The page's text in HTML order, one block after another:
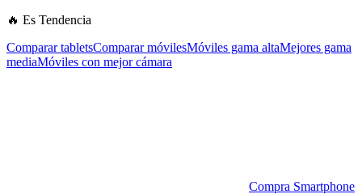
🔥 Es Tendencia
Comparar tabletsComparar móvilesMóviles gama altaMejores gama
mediaMóviles con mejor cámara
Compra Smartphone